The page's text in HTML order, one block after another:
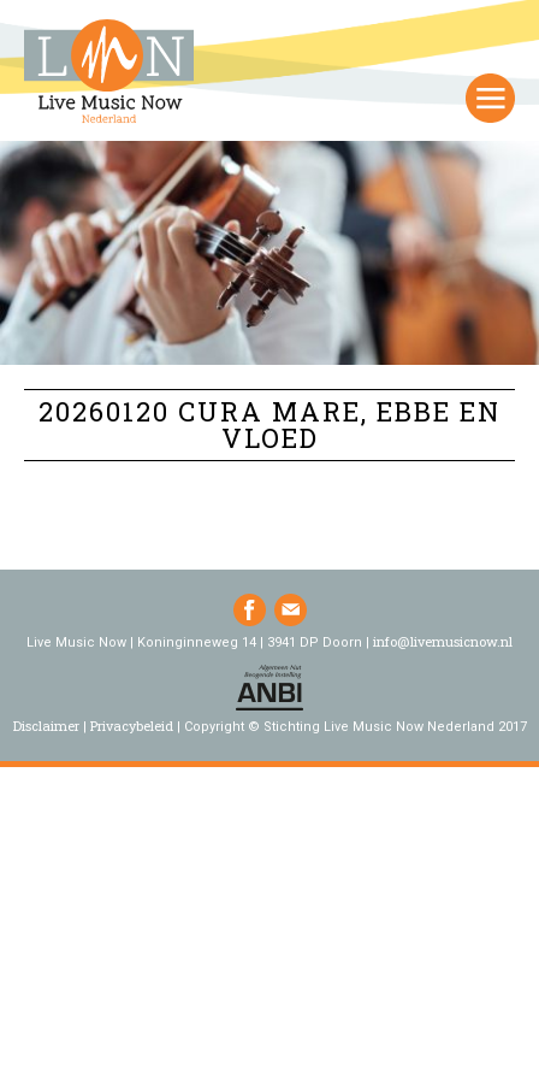
20260120 CURA MARE, EBBE EN
VLOED
Live Music Now | Koninginneweg 14 | 3941 DP Doorn | info@livemusicnow.nl
Disclaimer Privacybeleid Copyright © Stichting Live Music Now Nederland 2017